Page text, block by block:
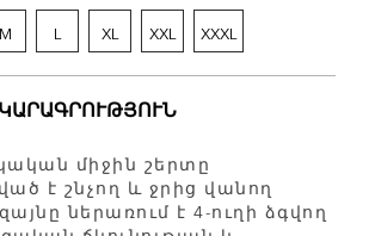
M L XL XXL XXXL
միջին շերտը
է շնչող և ջրից վանող
ներառում է 4-ուղի ձգվող